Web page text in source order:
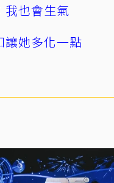
我也會生氣
讓她多化一點